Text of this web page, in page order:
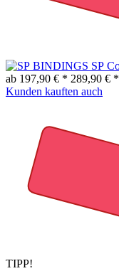
ab 197,90 € * 289,90 € *
Kunden kauften auch
TIPP!